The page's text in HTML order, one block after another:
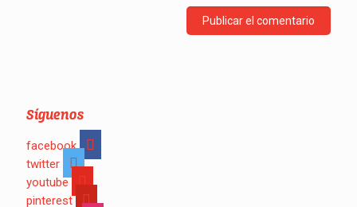
Síguenos
facebook
twitter
youtube
pinterest